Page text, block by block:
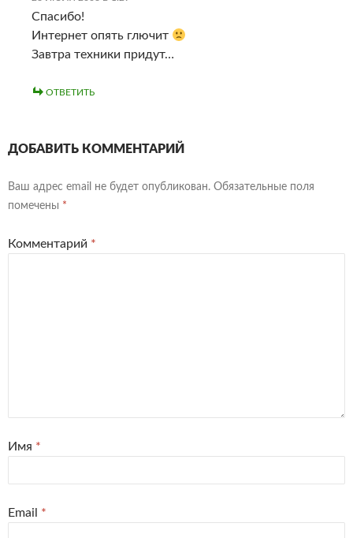
Спасибо!
Интернет опять глючит
Завтра техники придут…
ОТВЕТИТЬ
ДОБАВИТЬ КОММЕНТАРИЙ
Ваш адрес email не будет опубликован. Обязательные поля
помечены *
Комментарий *
Имя *
Email *